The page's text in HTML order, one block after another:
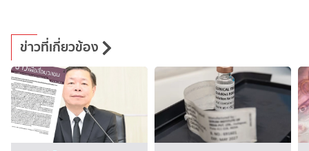
ข่าวที่เกี่ยวข้อง